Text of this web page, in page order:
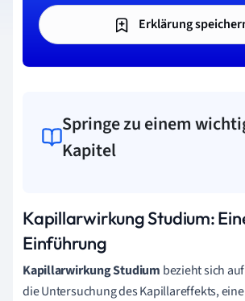
Erklärung
Springe zu einem
Kapitel
Kapillarwirkung Studium:
Einführung
Kapillarwirkung Studium bezieht sich
die Untersuchung des Kapillareffekts,